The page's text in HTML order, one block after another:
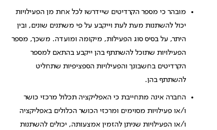
מובהר כי מספר הקרדיטים שיידרשו לכל אחת מן הפעילויות
יכול להשתנות מעת לעת וייקבע על פי משתנים שונים, ובין
היתר, על בסיס סוג הפעילות, מיקומה ומועדה. משכך, מספר
הפעילויות שתוכל להשתתף בהן ייקבע בהתאם למספר
הקרדיטים בחשבונך והפעילויות הספציפיות שתחליט
להשתתף בהן.
החברה אינה מתחייבת כי האפליקציה תכלול מרכזי כושר
ו/או פעילויות מסוימים ומרכזי הכושר הכלולים באפליקציה
ו/או הפעילויות שניתן להזמין אמצעותה, יכולים להשתנות